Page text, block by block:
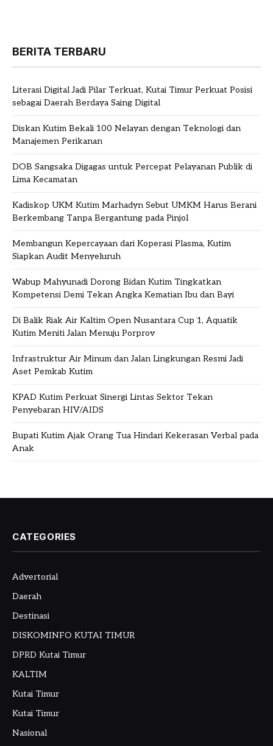
BERITA TERBARU
Literasi Digital Jadi Pilar Terkuat, Kutai Timur Perkuat Posisi
sebagai Daerah Berdaya Saing Digital
Diskan Kutim Bekali 100 Nelayan dengan Teknologi dan
Manajemen Perikanan
DOB Sangsaka Digagas untuk Percepat Pelayanan Publik di
Lima Kecamatan
Kadiskop UKM Kutim Marhadyn Sebut UMKM Harus Berani
Berkembang Tanpa Bergantung pada Pinjol
Membangun Kepercayaan dari Koperasi Plasma, Kutim
Siapkan Audit Menyeluruh
Wabup Mahyunadi Dorong Bidan Kutim Tingkatkan
Kompetensi Demi Tekan Angka Kematian Ibu dan Bayi
Di Balik Riak Air Kaltim Open Nusantara Cup 1, Aquatik
Kutim Meniti Jalan Menuju Porprov
Infrastruktur Air Minum dan Jalan Lingkungan Resmi Jadi
Aset Pemkab Kutim
KPAD Kutim Perkuat Sinergi Lintas Sektor Tekan
Penyebaran HIV/AIDS
Bupati Kutim Ajak Orang Tua Hindari Kekerasan Verbal pada
Anak
CATEGORIES
Advertorial
Daerah
Destinasi
DISKOMINFO KUTAI TIMUR
DPRD Kutai Timur
KALTIM
Kutai Timur
Kutai Timur
Nasional